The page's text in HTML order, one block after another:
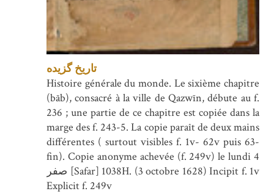
تاریخ گزیده
Histoire générale du monde. Le sixième chapitre
(bāb), consacré à la ville de Qazwīn, débute au f.
236 ; une partie de ce chapitre est copiée dans la
marge des f. 243-5. La copie paraît de deux mains
différentes ( surtout visibles f. 1v- 62v puis 63-
fin). Copie anonyme achevée (f. 249v) le lundi 4
صفر [Safar] 1038H. (3 octobre 1628) Incipit f. 1v
Explicit f. 249v